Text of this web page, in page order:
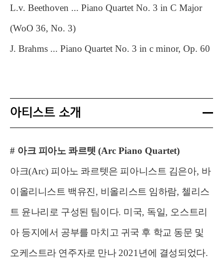
L.v. Beethoven ... Piano Quartet No. 3 in C Major
(WoO 36, No. 3)
J. Brahms ... Piano Quartet No. 3 in c minor, Op. 60
아티스트 소개
# 아크 피아노 콰르텟(Arc Piano Quartet)
아크(Arc) 피아노 콰르텟은 피아니스트 김은아, 바
이올리니스트 백유진, 비올리스트 임하람, 첼리스
트 윤나리로 구성된 팀이다. 미국, 독일, 오스트리
아 등지에서 공부를 마치고 귀국 후 학교 동문 및
오케스트라 연주자로 만나 2021 년에 결성되었다.